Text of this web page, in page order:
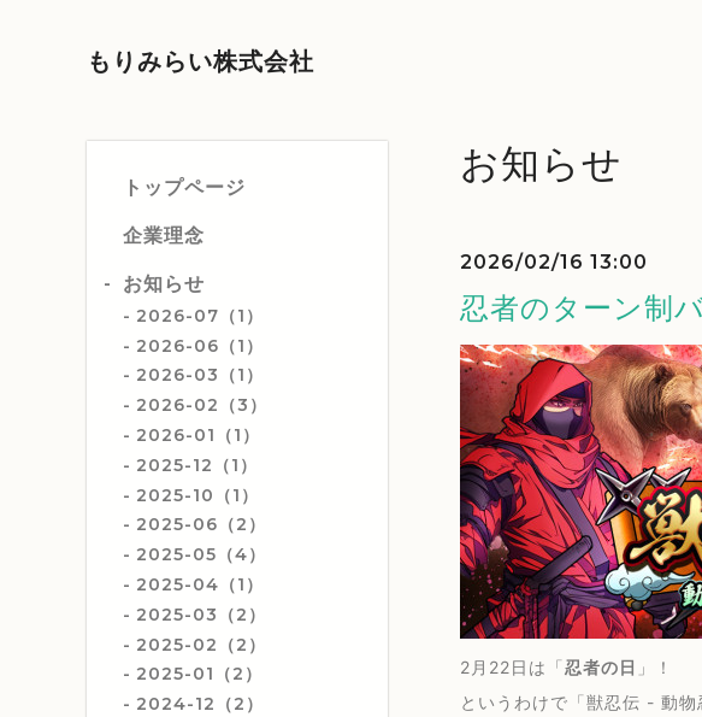
もりみらい株式会社
トップページ
企業理念
お知らせ
2026-07（1）
2026-06（1）
2026-03（1）
2026-02（3）
2026-01（1）
2025-12（1）
2025-10（1）
2025-06（2）
2025-05（4）
2025-04（1）
2025-03（2）
2025-02（2）
2025-01（2）
2024-12（2）
お知らせ
2026/02/16 13:00
忍者のターン制
2月22日は「忍者の日 」！
というわけで「獣忍伝 - 動物